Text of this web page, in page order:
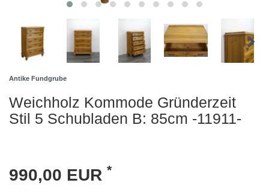
Antike Fundgrube
Weichholz Kommode Gründerzeit
Stil 5 Schubladen B: 85cm -11911-
990,00 EUR *